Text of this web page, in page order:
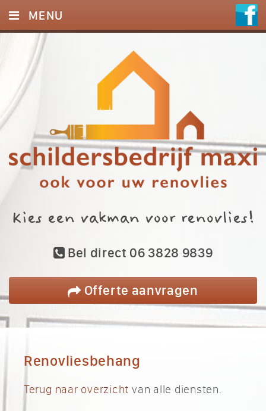
Kies een vakman voor renovlies!
Bel direct 06 3828 9839
Offerte aanvragen
MENU
HOME
DIENSTEN
FOTO’S
REFERENTIES
CONTACT
Renovliesbehang
Terug naar overzicht van alle diensten.